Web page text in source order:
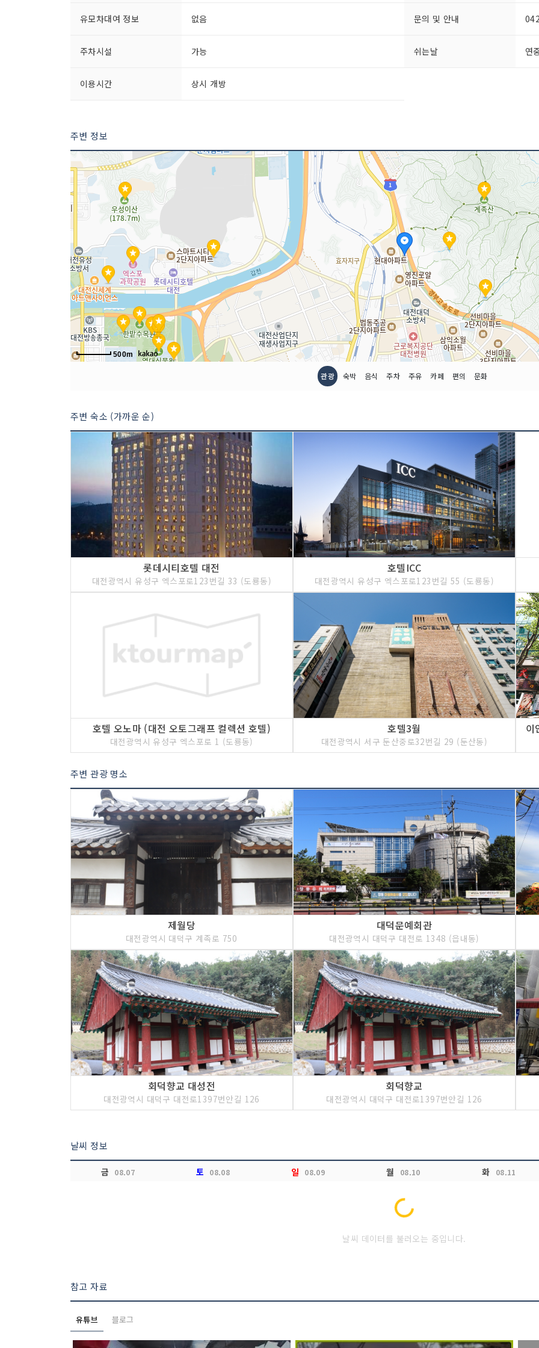
유모차대여 정보 없음 문의 및 안내
주차시설 가능 쉬는날 연
이용시간 상시 개방
주변 정보
500m
관광 숙박 음식 주차 주유 카페 편의 문화
주변 숙소 (가까운 순)
롯데시티호텔 대전
대전광역시 유성구 엑스포로123번길 33 (도룡동)
호텔ICC
대전광역시 유성구 엑스포로123번길 55 (도룡동)
호텔 오노마 (대전 오토그래프 컬렉션 호텔)
대전광역시 유성구 엑스포로 1 (도룡동)
호텔3월
대전광역시 서구 둔산중로32번길 29 (둔산동)
주변 관광 명소
제월당
대전광역시 대덕구 계족로 750
대덕문예회관
대전광역시 대덕구 대전로 1348 (읍내동)
회덕향교 대성전
대전광역시 대덕구 대전로1397번안길 126
회덕향교
대전광역시 대덕구 대전로1397번안길 126
날씨 정보
금 08.07 토 08.08 일 08.09 월 08.10 화 08.11
Loading...
날씨 데이터를 불러오는 중입니다.
참고 자료
유튜브 블로그